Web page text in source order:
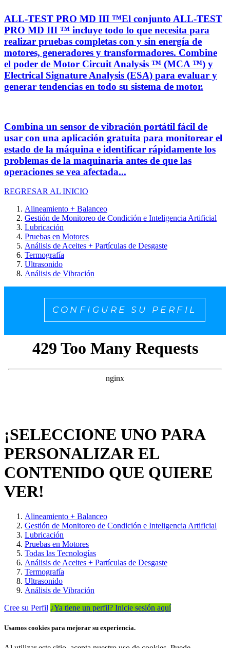
ALL-TEST PRO MD III ™El conjunto ALL-TEST
PRO MD III ™ incluye todo lo que necesita para
realizar pruebas completas con y sin energía de
motores, generadores y transformadores. Combine
el poder de Motor Circuit Analysis ™ (MCA ™) y
Electrical Signature Analysis (ESA) para evaluar y
generar tendencias en todo su sistema de motor.
Combina un sensor de vibración portátil fácil de
usar con una aplicación gratuita para monitorear el
estado de la máquina e identificar rápidamente los
problemas de la maquinaria antes de que las
operaciones se vea afectada...
REGRESAR AL INICIO
Alineamiento + Balanceo
Gestión de Monitoreo de Condición e Inteligencia Artificial
Lubricación
Pruebas en Motores
Análisis de Aceites + Partículas de Desgaste
Termografía
Ultrasonido
Análisis de Vibración
CONFIGURE SU PERFIL
¡SELECCIONE UNO PARA
PERSONALIZAR EL
CONTENIDO QUE QUIERE
VER!
Alineamiento + Balanceo
Gestión de Monitoreo de Condición e Inteligencia Artificial
Lubricación
Pruebas en Motores
Todas las Tecnologías
Análisis de Aceites + Partículas de Desgaste
Termografía
Ultrasonido
Análisis de Vibración
Cree su Perfil ¿Ya tiene un perfil? Inicie sesión aquí
Usamos cookies para mejorar su experiencia.